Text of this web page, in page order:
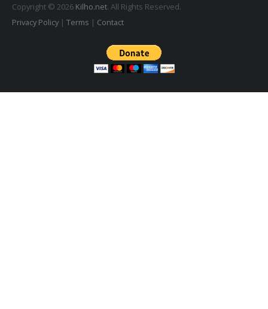
Copyright © 2026 Kilho.net. All Rights Reserved.
Privacy Policy| Terms | Contact